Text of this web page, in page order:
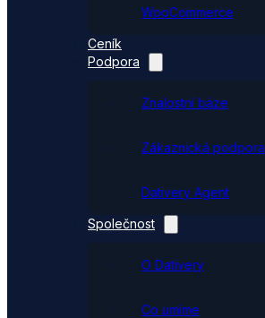
WooCommerce
Ceník
Podpora
Znalostní báze
Zákaznická podpora
Dativery Agent
Společnost
O Dativery
Co umíme